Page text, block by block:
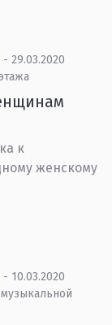
- 29.03.2020
к
женскому
- 10.03.2020